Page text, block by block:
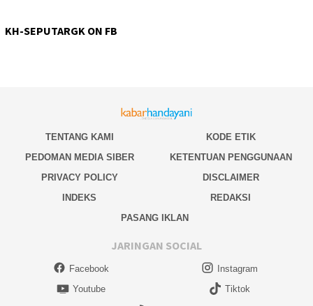
KH-SEPUTARGK ON FB
TENTANG KAMI
KODE ETIK
PEDOMAN MEDIA SIBER
KETENTUAN PENGGUNAAN
PRIVACY POLICY
DISCLAIMER
INDEKS
REDAKSI
PASANG IKLAN
JARINGAN SOCIAL
Facebook
Instagram
Youtube
Tiktok